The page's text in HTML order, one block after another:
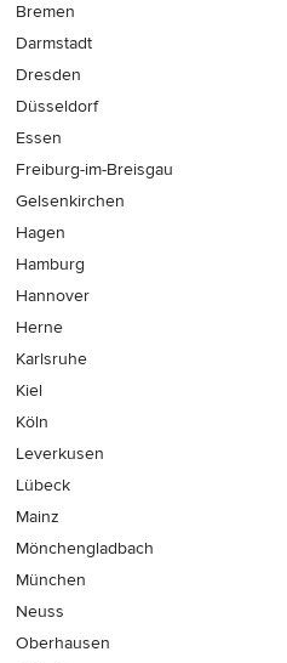
Bremen
Darmstadt
Dresden
Düsseldorf
Essen
Freiburg-im-Breisgau
Gelsenkirchen
Hagen
Hamburg
Hannover
Herne
Karlsruhe
Kiel
Köln
Leverkusen
Lübeck
Mainz
Mönchen­gladbach
München
Neuss
Oberhausen